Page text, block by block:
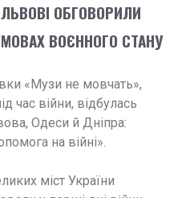
ОБГОВОРИЛИ
ВОЄННОГО СТАНУ
«Музи не мовчать»,
час війни, відбулась
Одеси й Дніпра:
на війні».
міст України